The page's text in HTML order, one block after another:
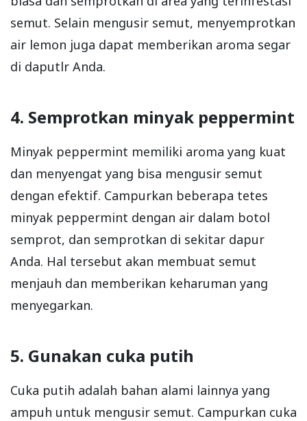
semut. Selain mengusir semut, menyemprotkan
air lemon juga dapat memberikan aroma segar
di daputlr Anda.
4. Semprotkan minyak peppermint
Minyak peppermint memiliki aroma yang kuat
dan menyengat yang bisa mengusir semut
dengan efektif. Campurkan beberapa tetes
minyak peppermint dengan air dalam botol
semprot, dan semprotkan di sekitar dapur
Anda. Hal tersebut akan membuat semut
menjauh dan memberikan keharuman yang
menyegarkan.
5. Gunakan cuka putih
Cuka putih adalah bahan alami lainnya yang
ampuh untuk mengusir semut. Campurkan cuka